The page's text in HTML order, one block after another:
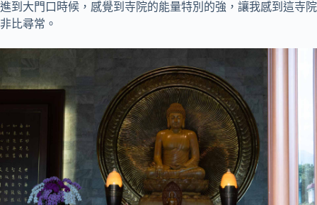
進到大門口時候，感覺到寺院的能量特別的強，讓我感到這寺院
非比尋常。